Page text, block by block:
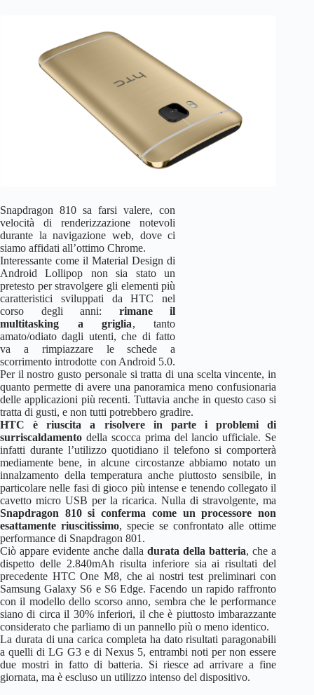
Snapdragon 810 sa farsi valere, con
velocità di renderizzazione notevoli
durante la navigazione web, dove ci
siamo affidati all’ottimo Chrome.
Interessante come il Material Design di
Android Lollipop non sia stato un
pretesto per stravolgere gli elementi più
caratteristici sviluppati da HTC nel
corso degli anni: rimane il
multitasking a griglia, tanto
amato/odiato dagli utenti, che di fatto
va a rimpiazzare le schede a
scorrimento introdotte con Android 5.0.
Per il nostro gusto personale si tratta di una scelta vincente, in
quanto permette di avere una panoramica meno confusionaria
delle applicazioni più recenti. Tuttavia anche in questo caso si
tratta di gusti, e non tutti potrebbero gradire.
HTC è riuscita a risolvere in parte i problemi di
surriscaldamento della scocca prima del lancio ufficiale. Se
infatti durante l’utilizzo quotidiano il telefono si comporterà
mediamente bene, in alcune circostanze abbiamo notato un
innalzamento della temperatura anche piuttosto sensibile, in
particolare nelle fasi di gioco più intense e tenendo collegato il
cavetto micro USB per la ricarica. Nulla di stravolgente, ma
Snapdragon 810 si conferma come un processore non
esattamente riuscitissimo, specie se confrontato alle ottime
performance di Snapdragon 801.
Ciò appare evidente anche dalladurata della batteria, che a
dispetto delle 2.840mAh risulta inferiore sia ai risultati del
precedente HTC One M8, che ai nostri test preliminari con
Samsung Galaxy S6 e S6 Edge. Facendo un rapido raffronto
con il modello dello scorso anno, sembra che le performance
siano di circa il 30% inferiori, il che è piuttosto imbarazzante
considerato che parliamo di un pannello più o meno identico.
La durata di una carica completa ha dato risultati paragonabili
a quelli di LG G3 e di Nexus 5, entrambi noti per non essere
due mostri in fatto di batteria. Si riesce ad arrivare a fine
giornata, ma è escluso un utilizzo intenso del dispositivo.